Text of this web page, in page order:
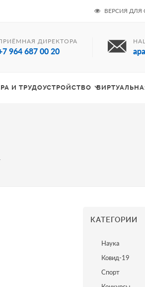
ВЕРСИЯ
ДИРЕКТОРА
964 687 00 20
И ТРУДОУСТРОЙСТВО
КАТЕГОРИИ
Наука
Ковид-19
Спорт